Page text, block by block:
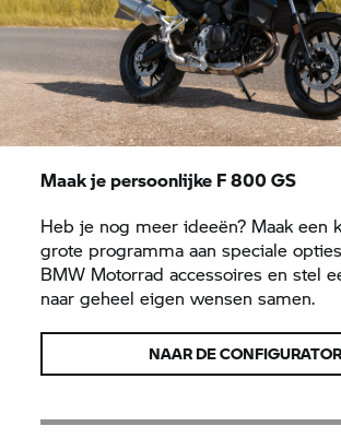
Maak je persoonlijke F 800 GS
Heb je nog meer ideeën? Maak een
grote programma aan speciale
BMW Motorrad accessoires en stel
naar geheel eigen wensen samen.
NAAR DE CONFIGURATOR